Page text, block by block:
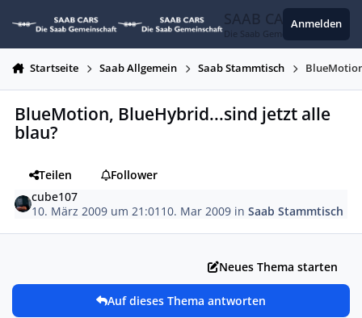
SAAB CARS
Die Saab Gemeinschaft
Anmelden
Startseite Saab Allgemein Saab Stammtisch
BlueMotion, BlueHybrid...sind jetzt alle
blau?
Teilen
Follower
cube107
10. März 2009 um 21:01 10. Mar 2009 inSaab Stammtisch
Neues Thema starten
Auf dieses Thema antworten